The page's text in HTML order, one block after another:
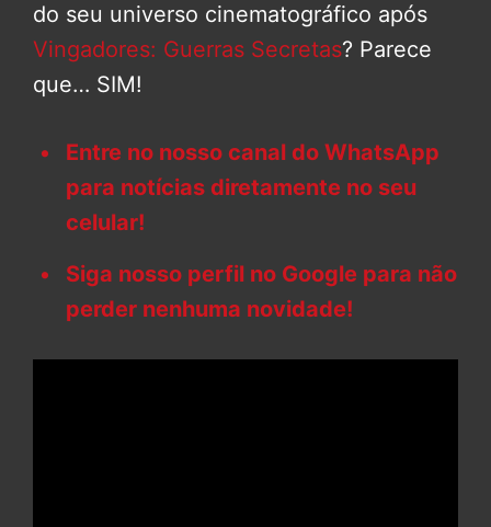
do seu universo cinematográfico após
Vingadores: Guerras Secretas? Parece
que… SIM!
Entre no nosso canal do WhatsApp
para notícias diretamente no seu
celular!
Siga nosso perfil no Google para não
perder nenhuma novidade!